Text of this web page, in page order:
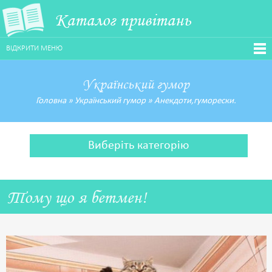
Каталог привітань
ВІДКРИТИ МЕНЮ
Український гумор
Головна» Український гумор» Анекдоти,гуморески.
Виберіть категорію
Тому що я бетмен!